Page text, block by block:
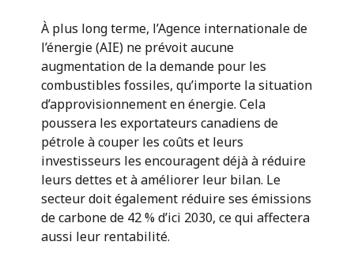
À plus long terme, l’Agence internationale de
l’énergie (AIE) ne prévoit aucune
augmentation de la demande pour les
combustibles fossiles, qu’importe la situation
d’approvisionnement en énergie. Cela
poussera les exportateurs canadiens de
pétrole à couper les coûts et leurs
investisseurs les encouragent déjà à réduire
leurs dettes et à améliorer leur bilan. Le
secteur doit également réduire ses émissions
de carbone de 42 % d’ici 2030, ce qui affectera
aussi leur rentabilité.